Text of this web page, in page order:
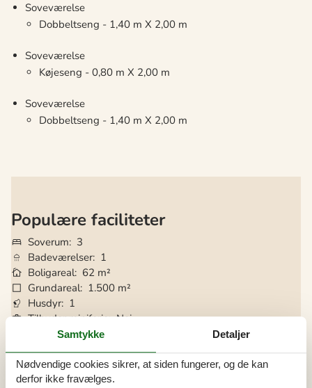
Soveværelse
Dobbeltseng - 1,40 m X 2,00 m
Soveværelse
Køjeseng - 0,80 m X 2,00 m
Soveværelse
Dobbeltseng - 1,40 m X 2,00 m
Populære faciliteter
Soverum
3
Badeværelser 1
Boligareal 62 m²
Grundareal 1.500 m²
Husdyr 1
Tilbyder miniferie Nej
Afstand vand 750 m
Afstand indkøb 500 m
Internet
Ja
Parabol/kabel TV
Samtykke Detaljer
Nødvendige cookies sikrer, at siden fungerer, og de kan
derfor ikke fravælges.